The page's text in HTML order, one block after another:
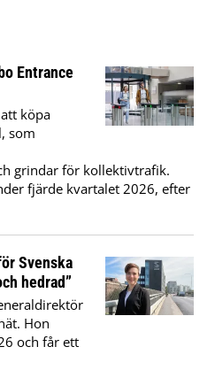
Entrance
köpa
som
grindar för kollektivtrafik.
fjärde kvartalet 2026, efter
Svenska
hedrad”
Hon
och får ett